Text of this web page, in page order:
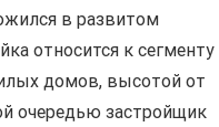
в развитом
относится к сегменту
домов, высотой от
очередью застройщик